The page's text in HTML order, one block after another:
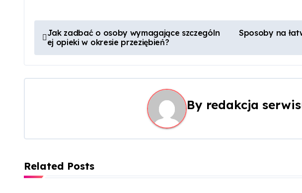
N
a
w
j
Jak zadbać o osoby wymagające szczególn
ej opieki w okresie przeziębień?
Sposoby na
By redakcja
Related Posts